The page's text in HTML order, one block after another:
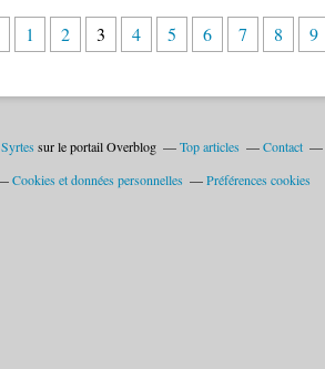
1 2 3 4 5 6 7 8 9
sur le portail Overblog Top articles
Contact
Cookies et données personnelles Préférences cookies